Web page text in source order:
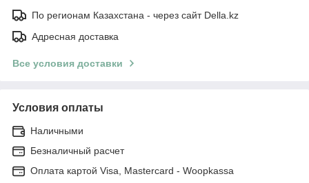
По регионам Казахстана - через сайт Della.kz
Адресная доставка
Все условия доставки
Условия оплаты
Наличными
Безналичный расчет
Оплата картой Visa, Mastercard - Woopkassa